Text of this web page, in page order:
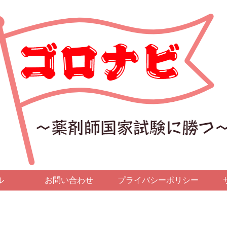
お問い合わせ プライバシーポリシー